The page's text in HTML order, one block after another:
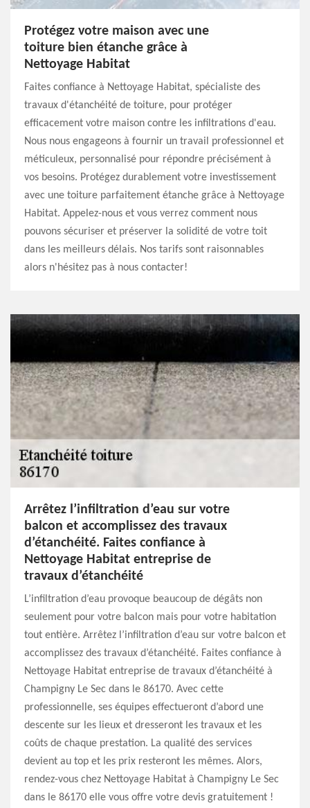
Protégez votre maison avec une
toiture bien étanche grâce à
Nettoyage Habitat
Faites confiance à Nettoyage Habitat, spécialiste des
travaux d'étanchéité de toiture, pour protéger
efficacement votre maison contre les infiltrations d'eau.
Nous nous engageons à fournir un travail professionnel et
méticuleux, personnalisé pour répondre précisément à
vos besoins. Protégez durablement votre investissement
avec une toiture parfaitement étanche grâce à Nettoyage
Habitat. Appelez-nous et vous verrez comment nous
pouvons sécuriser et préserver la solidité de votre toit
dans les meilleurs délais. Nos tarifs sont raisonnables
alors n'hésitez pas à nous contacter!
Arrêtez l’infiltration d’eau sur votre
balcon et accomplissez des travaux
d’étanchéité. Faites confiance à
Nettoyage Habitat entreprise de
travaux d’étanchéité
L’infiltration d’eau provoque beaucoup de dégâts non
seulement pour votre balcon mais pour votre habitation
tout entière. Arrêtez l’infiltration d’eau sur votre balcon et
accomplissez des travaux d’étanchéité. Faites confiance à
Nettoyage Habitat entreprise de travaux d’étanchéité à
Champigny Le Sec dans le 86170. Avec cette
professionnelle, ses équipes effectueront d’abord une
descente sur les lieux et dresseront les travaux et les
coûts de chaque prestation. La qualité des services
devient au top et les prix resteront les mêmes. Alors,
rendez-vous chez Nettoyage Habitat à Champigny Le Sec
dans le 86170 elle vous offre votre devis gratuitement !